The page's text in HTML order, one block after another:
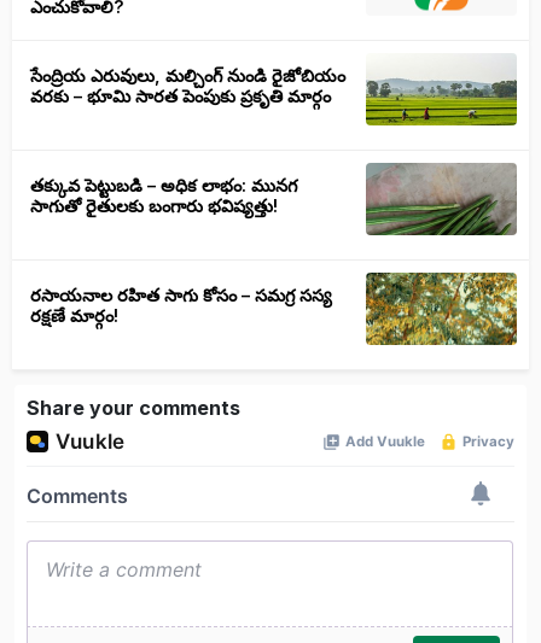
ఎంచుకోవాలి?
సేంద్రియ ఎరువులు, మల్చింగ్ నుండి రైజోబియం
వరకు – భూమి సారత పెంపుకు ప్రకృతి మార్గం
తక్కువ పెట్టుబడి – అధిక లాభం: మునగ
సాగుతో రైతులకు బంగారు భవిష్యత్తు!
రసాయనాల రహిత సాగు కోసం – సమగ్ర సస్య
రక్షణే మార్గం!
Share your comments